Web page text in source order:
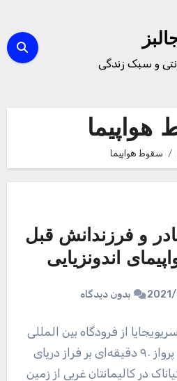
و سبک زندگی
سقوط هواپیما
و فرزندانش قبل
اندونزیایی
2021/ بدون دیدگاه
۱۸۲ هوایی سریویجایا از فرودگاه بین المللی
سوکارنو-هاتا برای یک پرواز ۹۰ دقیقه‌ای بر فراز دریای
در کالیمانتان غربی از زمین